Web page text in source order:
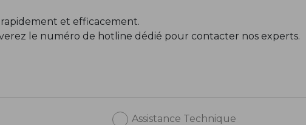
et efficacement.
le numéro de hotline dédié pour contacter nos experts.
Assistance Technique